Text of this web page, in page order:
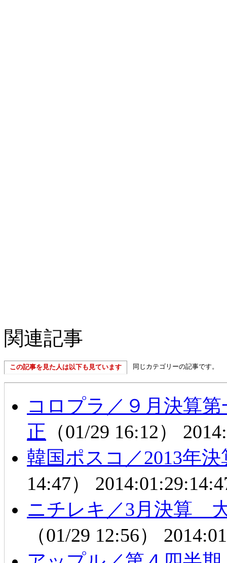
関連記事
この記事を見た人は以下も見ています 同じカテゴリーの記事です。
コロプラ／９月決算
正 （01/29 16:12）
韓国ポスコ／2013年
14:47）
ニチレキ／3月決算
（01/29 12:56）